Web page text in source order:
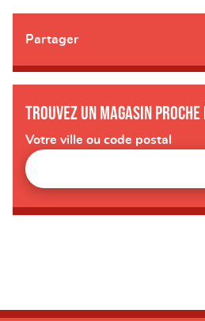
Partager
Trouvez un magasin proche
Votre ville ou code postal